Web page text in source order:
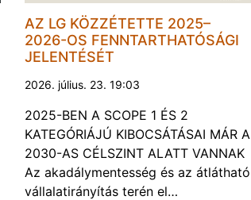
AZ LG KÖZZÉTETTE 2025–
2026-OS FENNTARTHATÓSÁGI
JELENTÉSÉT
2026. július. 23. 19:03
2025-BEN A SCOPE 1 ÉS 2
KATEGÓRIÁJÚ KIBOCSÁTÁSAI MÁR A
2030-AS CÉLSZINT ALATT VANNAK
Az akadálymentesség és az átlátható
vállalatirányítás terén el…